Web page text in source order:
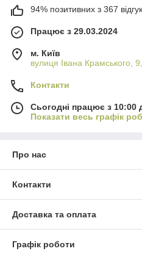
94% позитивних з 367
Працює з 29.03.2024
м. Київ
вулиця Івана Крамського,
Контакти
Сьогодні працює з 10:00
Показати весь графік
Про нас
Контакти
Доставка та оплата
Графік роботи